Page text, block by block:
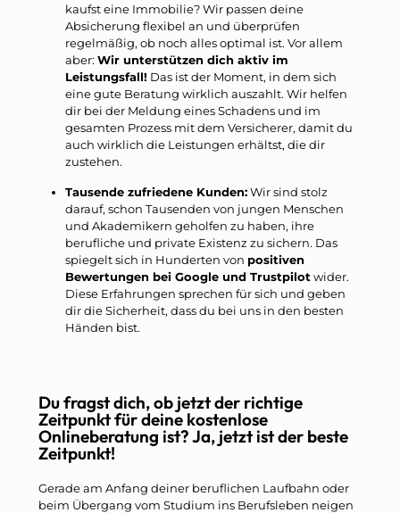
kaufst eine Immobilie? Wir passen deine
Absicherung flexibel an und überprüfen
regelmäßig, ob noch alles optimal ist. Vor allem
aber: Wir unterstützen dich aktiv im
Leistungsfall! Das ist der Moment, in dem sich
eine gute Beratung wirklich auszahlt. Wir helfen
dir bei der Meldung eines Schadens und im
gesamten Prozess mit dem Versicherer, damit du
auch wirklich die Leistungen erhältst, die dir
zustehen.
Tausende zufriedene Kunden:Wir sind stolz
darauf, schon Tausenden von jungen Menschen
und Akademikern geholfen zu haben, ihre
berufliche und private Existenz zu sichern. Das
spiegelt sich in Hunderten von positiven
Bewertungen bei Google und Trustpilot wider.
Diese Erfahrungen sprechen für sich und geben
dir die Sicherheit, dass du bei uns in den besten
Händen bist.
Du fragst dich, ob jetzt der richtige
Zeitpunkt für deine kostenlose
Onlineberatung ist? Ja, jetzt ist der beste
Zeitpunkt!
Gerade am Anfang deiner beruflichen Laufbahn oder
beim Übergang vom Studium ins Berufsleben neigen